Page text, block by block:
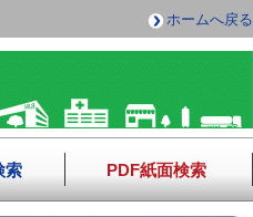
ホームへ戻る
索 PDF紙面検索